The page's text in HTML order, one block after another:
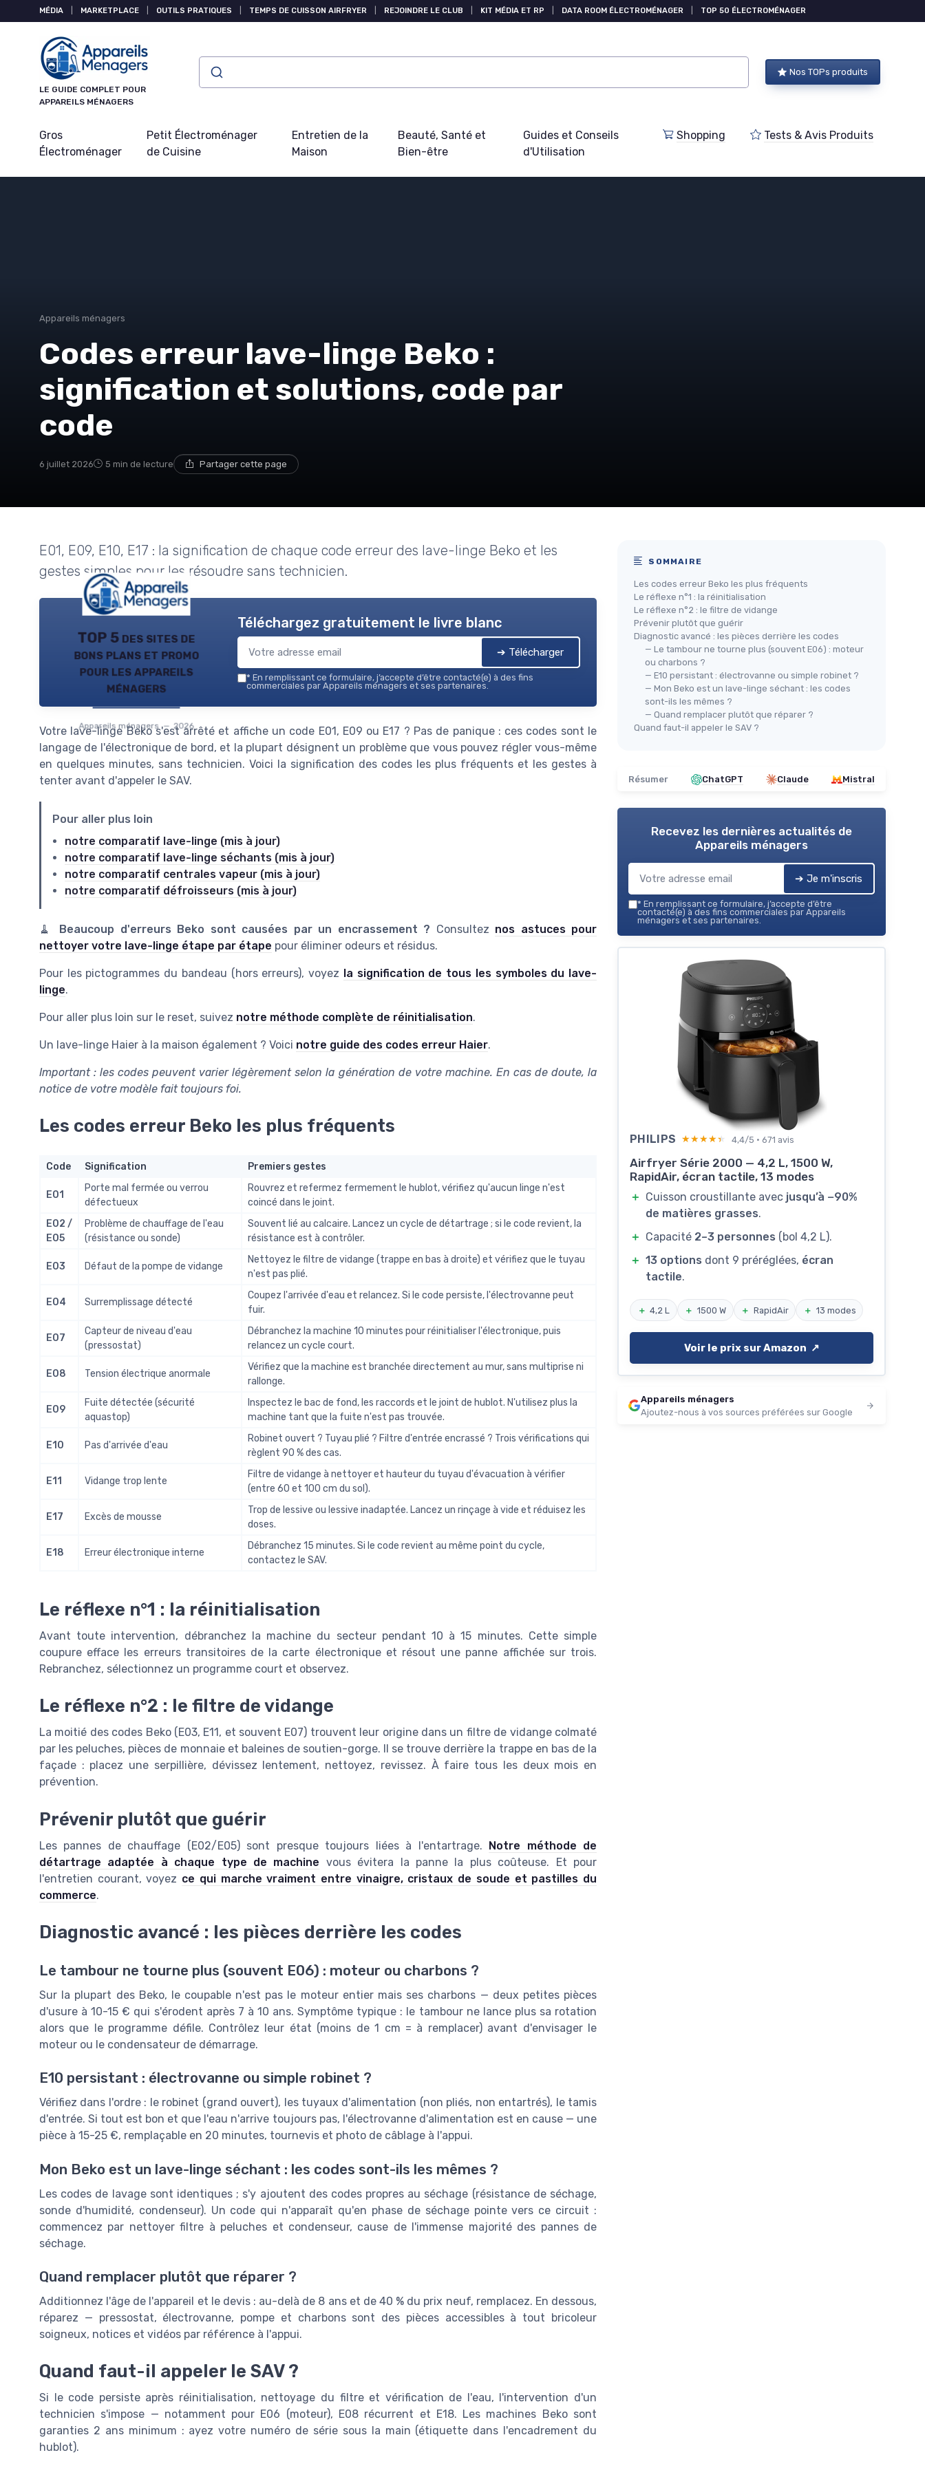
MÉDIA MARKETPLACE OUTILS PRATIQUES TEMPS DE CUISSON AIRFRYER REJOINDRE LE CLUB KIT MÉDIA ET RP DATA ROOM ÉLECTROMÉNAGER TOP 50 ÉLECTROMÉNAGER
LE GUIDE COMPLET POUR
APPAREILS MÉNAGERS
Nos TOPs produits
Gros
Électroménager
Petit Électroménager
de Cuisine
Entretien de la
Maison
Beauté, Santé et
Bien-être
Guides et Conseils
d'Utilisation
Shopping Tests & Avis Produits
Appareils ménagers
Codes erreur lave-linge Beko :
signification et solutions, code par
code
6 juillet 2026 5 min de lecture Partager cette page
E01, E09, E10, E17 : la signification de chaque code erreur des lave-linge Beko et les
gestes simples pour les résoudre sans technicien.
TOP 5 des sites de
bons plans et promo
pour les appareils
ménagers
Appareils ménagers — 2026
Téléchargez gratuitement le livre blanc
➔ Télécharger
* En remplissant ce formulaire, j’accepte d’être contacté(e) à des fins
commerciales par Appareils ménagers et ses partenaires.
Votre lave-linge Beko s'est arrêté et affiche un code E01, E09 ou E17 ? Pas de panique : ces codes sont le
langage de l'électronique de bord, et la plupart désignent un problème que vous pouvez régler vous-même
en quelques minutes, sans technicien. Voici la signification des codes les plus fréquents et les gestes à
tenter avant d'appeler le SAV.
Pour aller plus loin
notre comparatif lave-linge (mis à jour)
notre comparatif lave-linge séchants (mis à jour)
notre comparatif centrales vapeur (mis à jour)
notre comparatif défroisseurs (mis à jour)
🧹 Beaucoup d'erreurs Beko sont causées par un encrassement ? Consultez nos astuces pour
nettoyer votre lave-linge étape par étape pour éliminer odeurs et résidus.
Pour les pictogrammes du bandeau (hors erreurs), voyez la signification de tous les symboles du lave-
linge.
Pour aller plus loin sur le reset, suivez notre méthode complète de réinitialisation.
Un lave-linge Haier à la maison également ? Voici notre guide des codes erreur Haier.
Important : les codes peuvent varier légèrement selon la génération de votre machine. En cas de doute, la
notice de votre modèle fait toujours foi.
Les codes erreur Beko les plus fréquents
Code Signification Premiers gestes
E01
Porte mal fermée ou verrou
défectueux
Rouvrez et refermez fermement le hublot, vérifiez qu'aucun linge n'est
coincé dans le joint.
E02 /
E05
Problème de chauffage de l'eau
(résistance ou sonde)
Souvent lié au calcaire. Lancez un cycle de détartrage ; si le code revient, la
résistance est à contrôler.
E03 Défaut de la pompe de vidange
Nettoyez le filtre de vidange (trappe en bas à droite) et vérifiez que le tuyau
n'est pas plié.
E04 Surremplissage détecté
Coupez l'arrivée d'eau et relancez. Si le code persiste, l'électrovanne peut
fuir.
E07
Capteur de niveau d'eau
(pressostat)
Débranchez la machine 10 minutes pour réinitialiser l'électronique, puis
relancez un cycle court.
E08 Tension électrique anormale
Vérifiez que la machine est branchée directement au mur, sans multiprise ni
rallonge.
E09
Fuite détectée (sécurité
aquastop)
Inspectez le bac de fond, les raccords et le joint de hublot. N'utilisez plus la
machine tant que la fuite n'est pas trouvée.
E10 Pas d'arrivée d'eau
Robinet ouvert ? Tuyau plié ? Filtre d'entrée encrassé ? Trois vérifications qui
règlent 90 % des cas.
E11 Vidange trop lente
Filtre de vidange à nettoyer et hauteur du tuyau d'évacuation à vérifier
(entre 60 et 100 cm du sol).
E17 Excès de mousse
Trop de lessive ou lessive inadaptée. Lancez un rinçage à vide et réduisez les
doses.
E18 Erreur électronique interne
Débranchez 15 minutes. Si le code revient au même point du cycle,
contactez le SAV.
Le réflexe n°1 : la réinitialisation
Avant toute intervention, débranchez la machine du secteur pendant 10 à 15 minutes. Cette simple
coupure efface les erreurs transitoires de la carte électronique et résout une panne affichée sur trois.
Rebranchez, sélectionnez un programme court et observez.
Le réflexe n°2 : le filtre de vidange
La moitié des codes Beko (E03, E11, et souvent E07) trouvent leur origine dans un filtre de vidange colmaté
par les peluches, pièces de monnaie et baleines de soutien-gorge. Il se trouve derrière la trappe en bas de la
façade : placez une serpillière, dévissez lentement, nettoyez, revissez. À faire tous les deux mois en
prévention.
Prévenir plutôt que guérir
Les pannes de chauffage (E02/E05) sont presque toujours liées à l'entartrage. Notre méthode de
détartrage adaptée à chaque type de machine vous évitera la panne la plus coûteuse. Et pour
l'entretien courant, voyez ce qui marche vraiment entre vinaigre, cristaux de soude et pastilles du
commerce.
Diagnostic avancé : les pièces derrière les codes
Le tambour ne tourne plus (souvent E06) : moteur ou charbons ?
Sur la plupart des Beko, le coupable n'est pas le moteur entier mais ses charbons — deux petites pièces
d'usure à 10-15 € qui s'érodent après 7 à 10 ans. Symptôme typique : le tambour ne lance plus sa rotation
alors que le programme défile. Contrôlez leur état (moins de 1 cm = à remplacer) avant d'envisager le
moteur ou le condensateur de démarrage.
E10 persistant : électrovanne ou simple robinet ?
Vérifiez dans l'ordre : le robinet (grand ouvert), les tuyaux d'alimentation (non pliés, non entartrés), le tamis
d'entrée. Si tout est bon et que l'eau n'arrive toujours pas, l'électrovanne d'alimentation est en cause — une
pièce à 15-25 €, remplaçable en 20 minutes, tournevis et photo de câblage à l'appui.
Mon Beko est un lave-linge séchant : les codes sont-ils les mêmes ?
Les codes de lavage sont identiques ; s'y ajoutent des codes propres au séchage (résistance de séchage,
sonde d'humidité, condenseur). Un code qui n'apparaît qu'en phase de séchage pointe vers ce circuit :
commencez par nettoyer filtre à peluches et condenseur, cause de l'immense majorité des pannes de
séchage.
Quand remplacer plutôt que réparer ?
Additionnez l'âge de l'appareil et le devis : au-delà de 8 ans et de 40 % du prix neuf, remplacez. En dessous,
réparez — pressostat, électrovanne, pompe et charbons sont des pièces accessibles à tout bricoleur
soigneux, notices et vidéos par référence à l'appui.
Quand faut-il appeler le SAV ?
Si le code persiste après réinitialisation, nettoyage du filtre et vérification de l'eau, l'intervention d'un
technicien s'impose — notamment pour E06 (moteur), E08 récurrent et E18. Les machines Beko sont
garanties 2 ans minimum : ayez votre numéro de série sous la main (étiquette dans l'encadrement du
hublot).
SOMMAIRE
Les codes erreur Beko les plus fréquents
Le réflexe n°1 : la réinitialisation
Le réflexe n°2 : le filtre de vidange
Prévenir plutôt que guérir
Diagnostic avancé : les pièces derrière les codes
— Le tambour ne tourne plus (souvent E06) : moteur
ou charbons ?
— E10 persistant : électrovanne ou simple robinet ?
— Mon Beko est un lave-linge séchant : les codes
sont-ils les mêmes ?
— Quand remplacer plutôt que réparer ?
Quand faut-il appeler le SAV ?
Résumer ChatGPT Claude Mistral
Recevez les dernières actualités de
Appareils ménagers
➔ Je m'inscris
* En remplissant ce formulaire, j’accepte d’être
contacté(e) à des fins commerciales par Appareils
ménagers et ses partenaires.
PHILIPS ★★★★★
★★★★★ 4,4/5 · 671 avis
Airfryer Série 2000 — 4,2 L, 1500 W,
RapidAir, écran tactile, 13 modes
＋ Cuisson croustillante avec jusqu’à −90%
de matières grasses.
＋ Capacité 2–3 personnes (bol 4,2 L).
＋ 13 options dont 9 préréglées, écran
tactile.
＋ 4,2 L ＋ 1500 W ＋ RapidAir ＋ 13 modes
Voir le prix sur Amazon ↗️
Appareils ménagers
Ajoutez-nous à vos sources préférées sur Google
Panneau de gestion des cookies